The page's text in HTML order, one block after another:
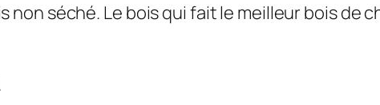
non séché. Le bois qui fait le meilleur bois